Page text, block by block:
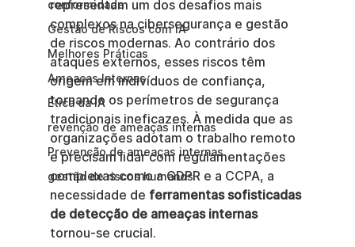
conformidade
Gestão de Riscos com IA
Melhores Práticas
Ameaças Internas
Ética da IA
revenção de ameaças internas
Prevenção de ameaças internas
gestão de riscos humanos
representam um dos desafios mais
complexos na cibersegurança e gestão
de riscos modernas. Ao contrário dos
ataques externos, esses riscos têm
origem em indivíduos de confiança,
tornando os perímetros de segurança
tradicionais ineficazes. À medida que as
organizações adotam o trabalho remoto
e precisam lidar com regulamentações
complexas como a GDPR e a CCPA, a
necessidade de ferramentas sofisticadas
de detecção de ameaças internas
tornou-se crucial.